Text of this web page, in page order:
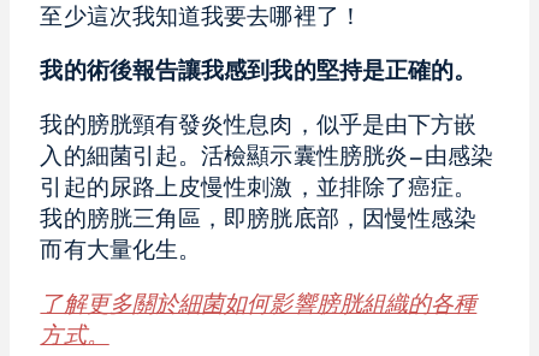
至少這次我知道我要去哪裡了！
我的術後報告讓我感到我的堅持是正確的。
我的膀胱頸有發炎性息肉，似乎是由下方嵌
入的細菌引起。活檢顯示囊性膀胱炎—由感染
引起的尿路上皮慢性刺激，並排除了癌症。
我的膀胱三角區，即膀胱底部，因慢性感染
而有大量化生。
了解更多關於細菌如何影響膀胱組織的各種
方式。